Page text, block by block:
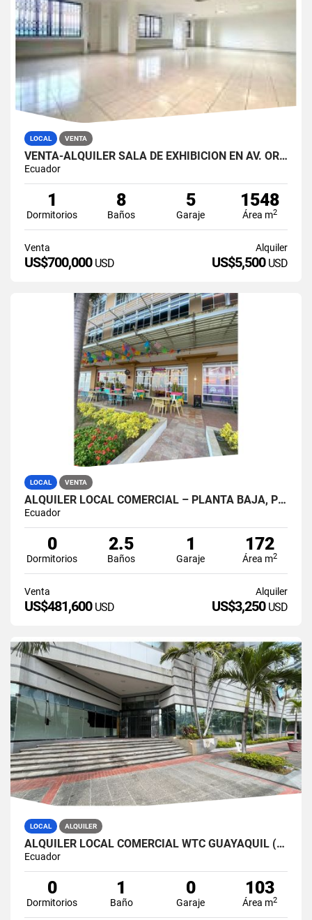
LOCAL VENTA
VENTA-ALQUILER SALA DE EXHIBICIÓN EN AV. ORELLANA JUAN TANCA MARENGO
Ecuador
1
Dormitorios
8
Baños
5
Garaje
1548
Área m2
Venta
US$700,000 USD
Alquiler
US$5,500 USD
LOCAL VENTA
ALQUILER LOCAL COMERCIAL – PLANTA BAJA, PUERTO SANTA ANA GUAYAQUIL
Ecuador
0
Dormitorios
2.5
Baños
1
Garaje
172
Área m2
Venta
US$481,600 USD
Alquiler
US$3,250 USD
LOCAL ALQUILER
ALQUILER LOCAL COMERCIAL WTC GUAYAQUIL (MONIJ)
Ecuador
0
Dormitorios
1
Baño
0
Garaje
103
Área m2